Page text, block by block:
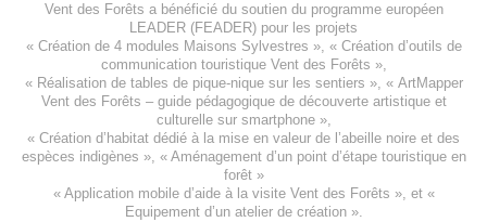
Vent des Forêts a bénéficié du soutien du programme européen
LEADER (FEADER) pour les projets
« Création de 4 modules Maisons Sylvestres », « Création d’outils de
communication touristique Vent des Forêts »,
« Réalisation de tables de pique-nique sur les sentiers », « ArtMapper
Vent des Forêts – guide pédagogique de découverte artistique et
culturelle sur smartphone »,
« Création d’habitat dédié à la mise en valeur de l’abeille noire et des
espèces indigènes », « Aménagement d’un point d’étape touristique en
forêt»
« Application mobile d’aide à la visite Vent des Forêts », et «
Equipement d’un atelier de création».